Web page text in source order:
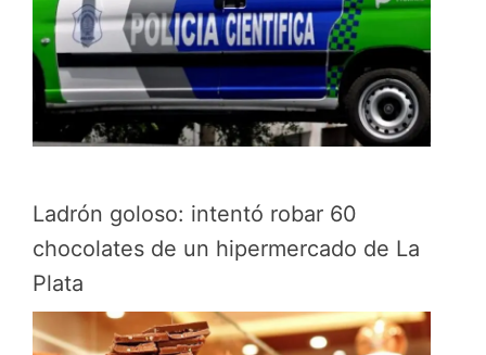
Ladrón goloso: intentó robar 60
chocolates de un hipermercado de La
Plata